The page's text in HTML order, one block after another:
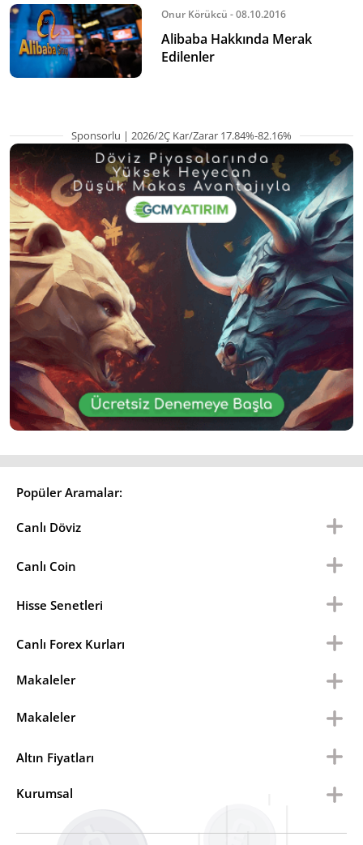
Onur Körükcü - 08.10.2016
Alibaba Hakkında Merak
Edilenler
Sponsorlu | 2026/2Ç Kar/Zarar 17.84%-82.16%
Popüler Aramalar:
Canlı Döviz
Canlı Coin
Hisse Senetleri
Canlı Forex Kurları
Makaleler
Makaleler
Altın Fiyatları
Kurumsal